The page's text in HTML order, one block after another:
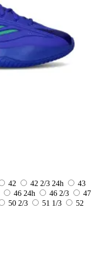
42 42 2/3 24h
43
46 24h 46 2/3
47
50 2/3 51 1/3
52